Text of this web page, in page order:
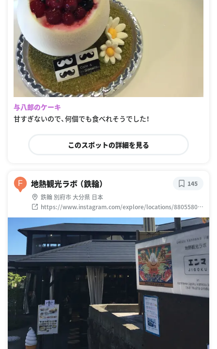
与八郎のケーキ
甘すぎないので、何個でも食べれそうでした！
このスポットの詳細を見る
F 地熱観光ラボ （鉄輪）
鉄輪 別府市 大分県 日本
https://www.instagram.com/explore/locations/88055802
6
145